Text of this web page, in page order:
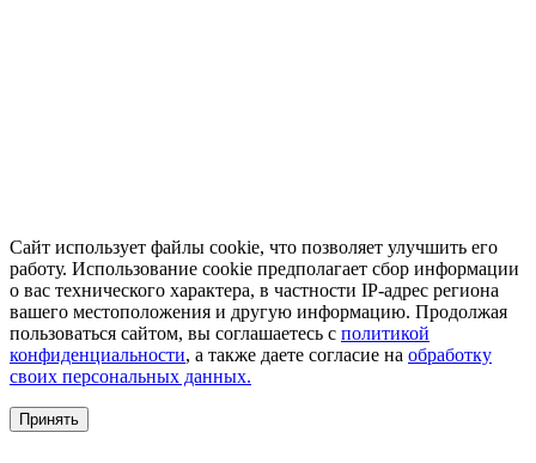
Сайт использует файлы cookie, что позволяет улучшить его
работу. Использование cookie предполагает сбор информации
о вас технического характера, в частности IP-адрес региона
вашего местоположения и другую информацию. Продолжая
пользоваться сайтом, вы соглашаетесь с политикой
конфиденциальности, а также даете согласие на обработку
своих персональных данных.
Принять